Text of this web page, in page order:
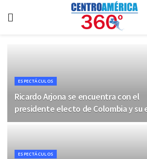
ESPECTÁCULOS
Ricardo Arjona se encuentra con el
presidente electo de Colombia y su
ESPECTÁCULOS